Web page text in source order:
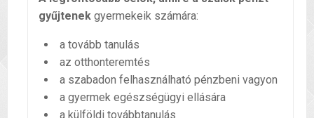
gyűjtenek gyermekeik számára:
a tovább tanulás
az otthonteremtés
a szabadon felhasználható pénzbeni vagyon
a gyermek egészségügyi ellására
a külföldi továbbtanulás